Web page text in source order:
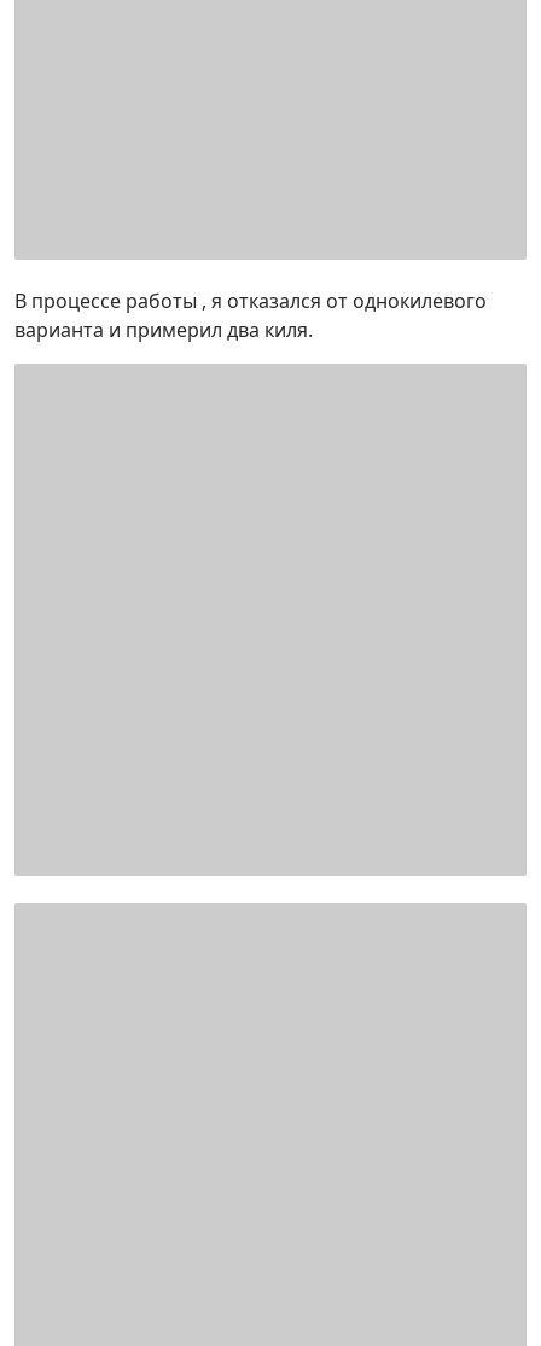
В процессе работы , я отказался от однокилевого
варианта и примерил два киля.